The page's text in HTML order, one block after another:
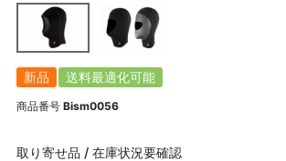
新品 送料最適化可能
商品番号 Bism0056
取り寄せ品 / 在庫状況要確認